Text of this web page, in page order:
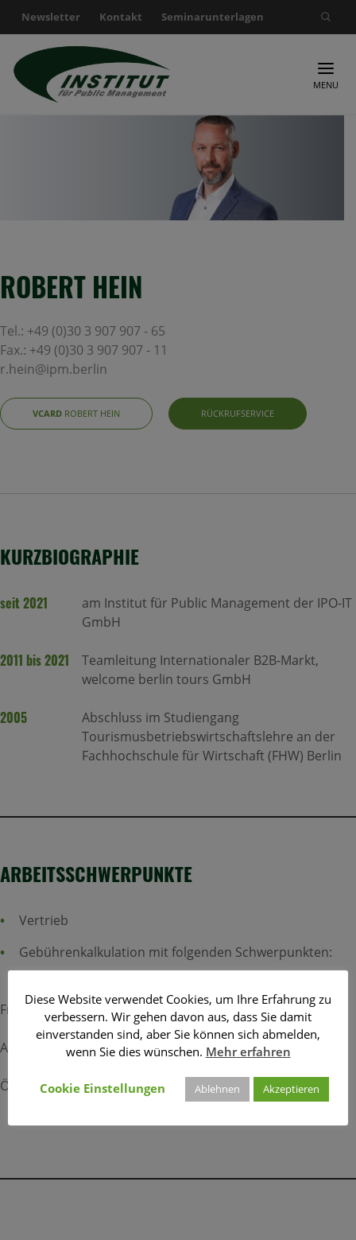
Newsletter Kontakt Seminarunterlagen
Suche nach:
MENU
ROBERT HEIN
Tel.: +49 (0)30 3 907 907 - 65
Fax.: +49 (0)30 3 907 907 - 11
r.hein@ipm.berlin
VCARD ROBERT HEIN RÜCKRUFSERVICE
KURZBIOGRAPHIE
seit 2021
am Institut für Public Management der IPO-IT
GmbH
2011 bis 2021
Teamleitung Internationaler B2B-Markt,
welcome berlin tours GmbH
2005
Abschluss im Studiengang
Tourismusbetriebswirtschaftslehre an der
Fachhochschule für Wirtschaft (FHW) Berlin
ARBEITSSCHWERPUNKTE
Vertrieb
Gebührenkalkulation mit folgenden Schwerpunkten:
Friedhöfe
Abwasser
Öffentliche Gebäude
Diese Website verwendet Cookies, um Ihre Erfahrung zu
verbessern. Wir gehen davon aus, dass Sie damit
einverstanden sind, aber Sie können sich abmelden,
wenn Sie dies wünschen. Mehr erfahren
Cookie Einstellungen Ablehnen Akzeptieren